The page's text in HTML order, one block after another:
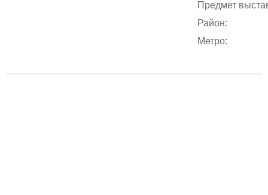
Предмет
Район:
Метро: